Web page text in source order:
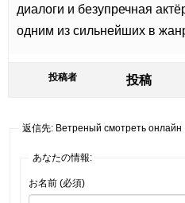
диалоги и безупречная
одним из сильнейших в
投稿者 投稿
返信先: Ветреный смотреть онлайн
あなたの情報:
お名前 (必須)